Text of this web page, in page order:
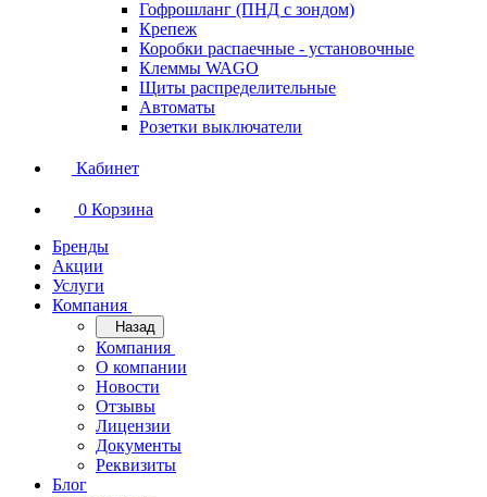
Гофрошланг (ПНД с зондом)
Крепеж
Коробки распаечные - установочные
Клеммы WAGO
Щиты распределительные
Автоматы
Розетки выключатели
Кабинет
0 Корзина
Бренды
Акции
Услуги
Компания
Назад
Компания
О компании
Новости
Отзывы
Лицензии
Документы
Реквизиты
Блог